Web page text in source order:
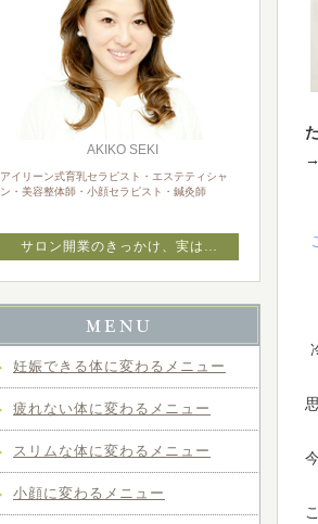
AKIKO SEKI
アイリーン式育乳セラピスト・エステティシャ
ン・美容整体師・小顔セラピスト・鍼灸師
サロン開業のきっかけ、実は…
妊娠できる体に変わるメニュー
疲れない体に変わるメニュー
スリムな体に変わるメニュー
小顔に変わるメニュー
→